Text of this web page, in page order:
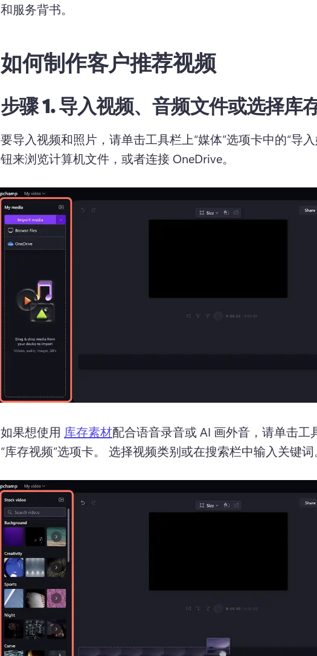
和服务背书。
如何制作客户推荐视频
步骤 1.导入视频、音频文件或选择库
要导入视频和照片，请单击工具栏上“媒体”选项卡中的“导
钮来浏览计算机文件，或者连接 OneDrive。
如果想使用 库存素材配合语音录音或 AI 画外音，请单击工
“库存视频”选项卡。 选择视频类别或在搜索栏中输入关键词